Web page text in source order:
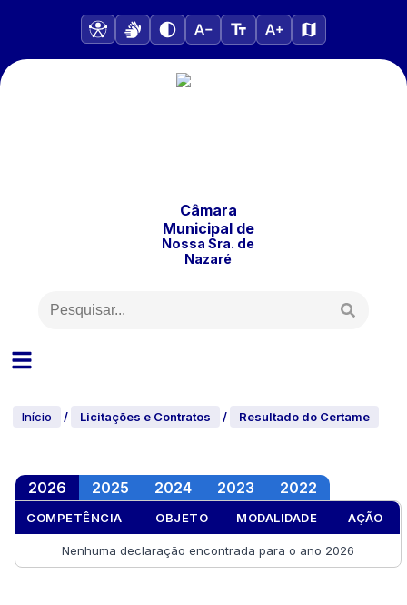
Câmara
Municipalde
Nossa Sra. de
Nazaré
Início / Licitações e Contratos / Resultado do Certame
2026 2025 2024 2023 2022
COMPETÊNCIA OBJETO MODALIDADE AÇÃO
Nenhuma declaração encontrada para o ano 2026